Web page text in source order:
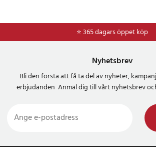
⭐ 365 dagars öppet köp
⭐Frakt 49kr *
Nyhetsbrev
Bli den första att få ta del av nyheter,
erbjudanden Anmäl dig till vårt nyhetsbrev